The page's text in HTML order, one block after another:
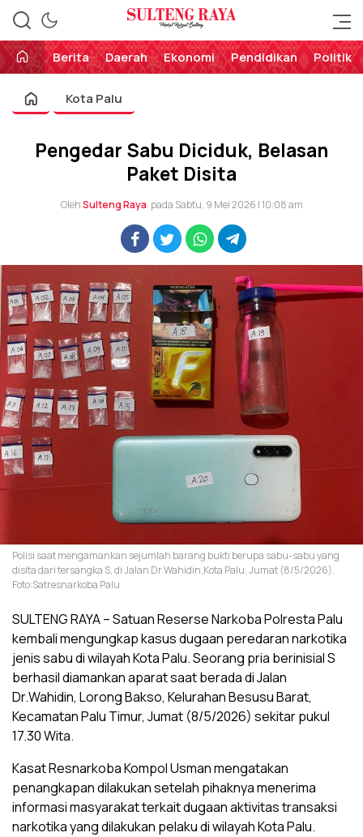
Sulteng Raya
Perekat Rakyat Sulteng
Berita
Daerah Ekonomi Pendidikan Politik
Kota Palu
Pengedar Sabu Diciduk, Belasan
Paket Disita
OlehSulteng Raya pada Sabtu, 9 Mei 2026 | 10:08 am
Polisi saat mengamankan sejumlah barang bukti berupa sabu-sabu yang
disita dari tersangka S, di Jalan Dr.Wahidin,Kota Palu, Jumat (8/5/2026).
Foto:Satresnarkoba Palu
SULTENG RAYA – Satuan Reserse Narkoba Polresta Palu
kembali mengungkap kasus dugaan peredaran narkotika
jenis sabu di wilayah Kota Palu. Seorang pria berinisial S
berhasil diamankan aparat saat berada di Jalan
Dr.Wahidin, Lorong Bakso, Kelurahan Besusu Barat,
Kecamatan Palu Timur, Jumat (8/5/2026) sekitar pukul
17.30 Wita.
Kasat Resnarkoba Kompol Usman mengatakan
penangkapan dilakukan setelah pihaknya menerima
informasi masyarakat terkait dugaan aktivitas transaksi
narkotika yang dilakukan pelaku di wilayah Kota Palu.